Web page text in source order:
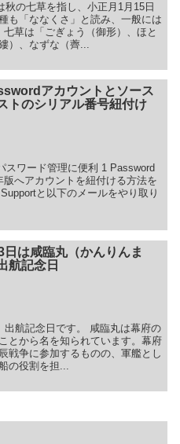
の七草を指し、小正月1月15日
も「ななくさ」と読み、一般には
草は「ごぎょう（御形）、ほと
）、なずな（薺...
アカウントとソース
トのシリアル番号紐付け
ワード管理に便利 1 Password
へアカウントを紐付ける方法を
と以下のメールをやり取り
日は咸臨丸（かんりんま
航記念日
出航記念日です。 咸臨丸は幕府の
とから名を知られています。幕府
戦争に参加するものの、軍艦とし
の役割を担...